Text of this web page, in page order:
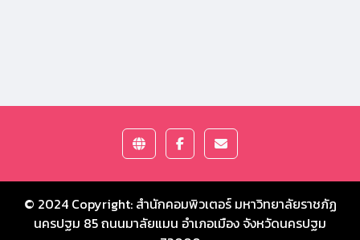
© 2024 Copyright: สำนักคอมพิวเตอร์ มหาวิทยาลัยราชภัฏ
นครปฐม 85 ถนนมาลัยแมน อำเภอเมือง จังหวัดนครปฐม